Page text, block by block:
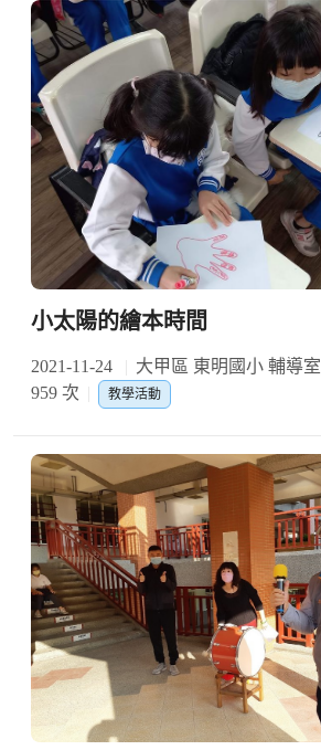
小太陽的繪本時間
2021-11-24 大甲區 東明國小 輔導
959 次
教學活動